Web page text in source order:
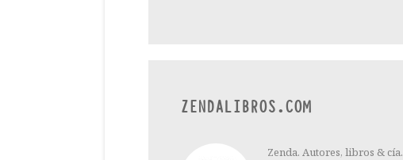
ZENDALIBROS.COM
Zenda. Autores, libros & cía.